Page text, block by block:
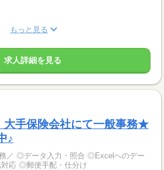
もっと見る
求人詳細を見る
大手保険会社にて一般事務★
♪
／ ◎データ入力・照合 ◎Excelへのデー
応 ◎郵便手配・仕分け